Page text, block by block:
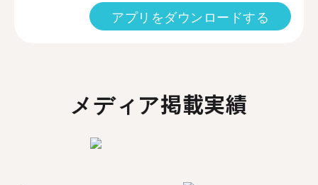
アプリをダウンロードする
メディア掲載実績